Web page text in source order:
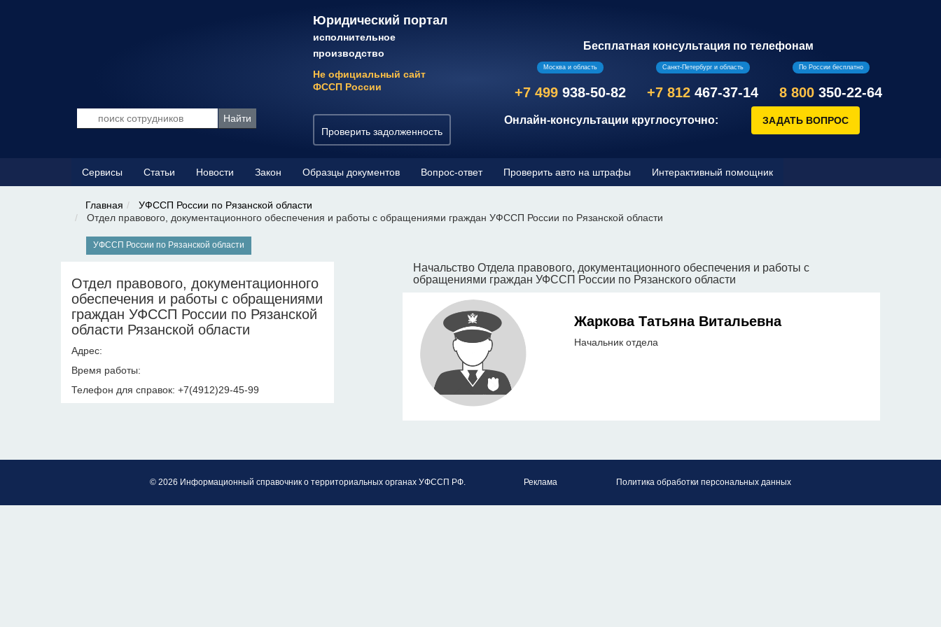
Юридический портал
исполнительное
производство
Не официальный сайт
ФССП России
Проверить задолженность
Бесплатная консультация по телефонам
Москва и область
+7 499 938-50-82
Санкт-Петербург и область
+7 812 467-37-14
По России бесплатно
8 800 350-22-64
Онлайн-консультации круглосуточно:
Сервисы Статьи Новости Закон Образцы документов Вопрос-ответ Проверить авто на штрафы Интерактивный помощник
Главная
УФССП России по Рязанской области
Отдел правового, документационного обеспечения и работы с обращениями граждан УФССП России по Рязанской области
УФССП России по Рязанской области
Отдел правового, документационного
обеспечения и работы с обращениями
граждан УФССП России по Рязанской
области Рязанской области
Адрес:
Время работы:
Телефон для справок: +7(4912)29-45-99
Начальство Отдела правового, документационного обеспечения и работы с
обращениями граждан УФССП России по Рязанского области
Жаркова Татьяна Витальевна
Начальник отдела
© 2026 Информационный справочник о территориальных органах УФССП РФ. Реклама Политика обработки персональных данных